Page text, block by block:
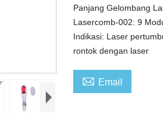
Panjang Gelombang
Lasercomb-002: 9
Indikasi: Laser
rontok dengan laser
 Email